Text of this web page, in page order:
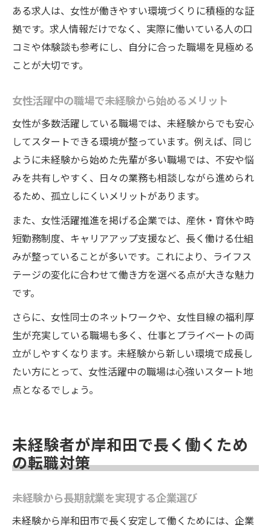
ある求人は、女性が働きやすい環境づくりに積極的な証
拠です。求人情報だけでなく、実際に働いている人の口
コミや体験談も参考にし、自分に合った職場を見極める
ことが大切です。
女性活躍中の職場で未経験から始めるメリット
女性が多数活躍している職場では、未経験からでも安心
してスタートできる環境が整っています。例えば、同じ
ように未経験から始めた先輩が多い職場では、不安や悩
みを共有しやすく、日々の業務も相談しながら進められ
るため、孤立しにくいメリットがあります。
また、女性活躍推進を掲げる企業では、産休・育休や時
短勤務制度、キャリアアップ支援など、長く働ける仕組
みが整っていることが多いです。これにより、ライフス
テージの変化に合わせて働き方を選べる点が大きな魅力
です。
さらに、女性同士のネットワークや、女性目線の福利厚
生が充実している職場も多く、仕事とプライベートの両
立がしやすくなります。未経験から新しい環境で成長し
たい方にとって、女性活躍中の職場は心強いスタート地
点となるでしょう。
未経験者が岸和田で長く働くため
の転職対策
未経験から長期就業を実現する企業選び
未経験から岸和田市で長く安定して働くためには、企業